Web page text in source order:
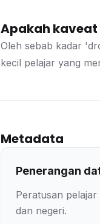
Apakah
Oleh sebab kadar
kecil pelajar yang
Metadata
Penerangan
Peratusan
dan negeri.